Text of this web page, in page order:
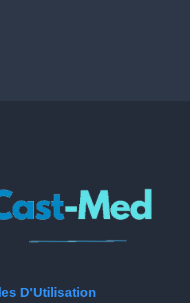
D'Utilisation